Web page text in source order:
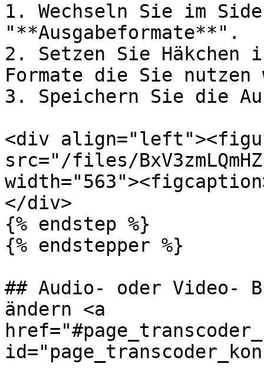
1. Wechseln Sie im Side
"**Ausgabeformate**".
2. Setzen Sie Häkchen
Formate die Sie nutzen
3. Speichern Sie die
<div
src="/files/
</div>
{% endstep %}
{% endstepper %}
## Audio- oder Video-
ändern <a